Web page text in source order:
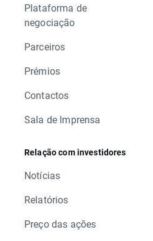
Plataforma de
negociação
Parceiros
Prémios
Contactos
Sala de Imprensa
Relação com investidores
Notícias
Relatórios
Preço das ações